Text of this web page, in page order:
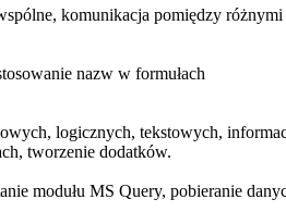
komunikacja pomiędzy
nazw w formułach
logicznych, tekstowych,
tworzenie dodatków.
modułu MS Query, pobieranie